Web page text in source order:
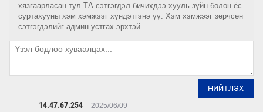
хязгаарласан тул ТА сэтгэгдэл бичихдээ хууль зүйн болон ёс
суртахууны хэм хэмжээг хүндэтгэнэ үү. Хэм хэмжээг зөрчсөн
сэтгэгдэлийг админ устгах эрхтэй.
НИЙТЛЭХ
14.47.67.254 2025/06/09